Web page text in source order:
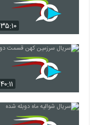
۳۵:۱۰
۴۰:۱۱